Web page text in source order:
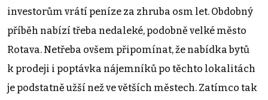
investorům vrátí peníze za zhruba osm let. Obdobný
příběh nabízí třeba nedaleké, podobně velké město
Rotava. Netřeba ovšem připomínat, že nabídka bytů
k prodeji i poptávka nájemníků po těchto lokalitách
je podstatně užší než ve větších městech. Zatímco tak